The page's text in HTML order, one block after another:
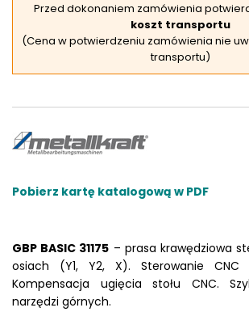
Przed dokonaniem zamówienia
koszt transportu
(Cena w potwierdzeniu zamówienia nie
transportu)
Pobierz kartę katalogową w PDF
GBP BASIC 31175 – prasa krawędziowa
osiach (Y1, Y2, X). Sterowanie CNC
Kompensacja ugięcia stołu CNC.
narzędzi górnych.